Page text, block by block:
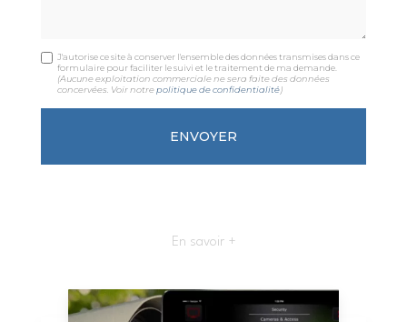
J'autorise ce site à conserver l'ensemble des données transmises dans ce
formulaire pour faciliter le suivi et le traitement de ma demande.
(Aucune exploitation commerciale ne sera faite des données
concervées. Voir notrepolitique de confidentialité)
En savoir +